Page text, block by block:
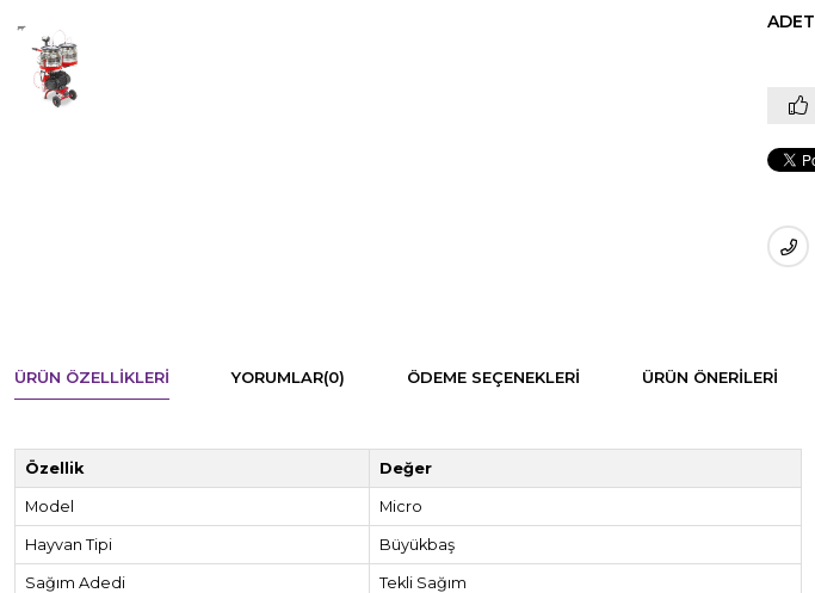
ADET
ÜRÜN ÖZELLIKLERI YORUMLAR(0) ÖDEME SEÇENEKLERI ÜRÜN ÖNERILERI
Özellik Değer
Model Micro
Hayvan Tipi Büyükbaş
Sağım Adedi Tekli Sağım